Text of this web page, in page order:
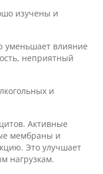
изучены и
уменьшает влияние
неприятный
и
Активные
мембраны и
Это улучшает
нагрузкам.